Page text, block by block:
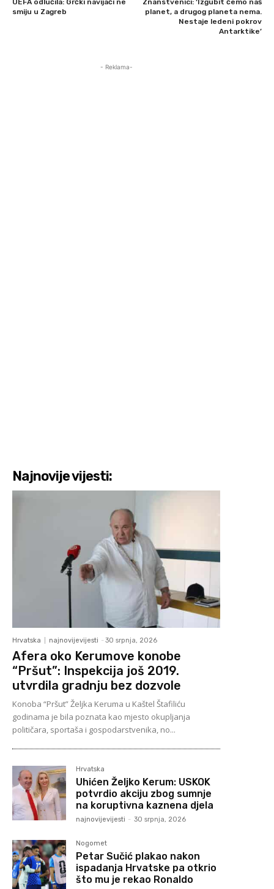
smiju u Zagreb
planet, a drugog planeta nema.
Nestaje ledeni pokrov
Antarktike’
- Reklama-
Najnovije vijesti:
Hrvatska najnovijevijesti - 30 srpnja, 2026
Afera oko Kerumove konobe
“Pršut”: Inspekcija još 2019.
utvrdila gradnju bez dozvole
Konoba “Pršut” Željka Keruma u Kaštel Štafiliću
godinama je bila poznata kao mjesto okupljanja
političara, sportaša i gospodarstvenika, no...
Hrvatska
Uhićen Željko Kerum: USKOK
potvrdio akciju zbog sumnje
na koruptivna kaznena djela
najnovijevijesti - 30 srpnja, 2026
Nogomet
Petar Sučić plakao nakon
ispadanja Hrvatske pa otkrio
što mu je rekao Ronaldo